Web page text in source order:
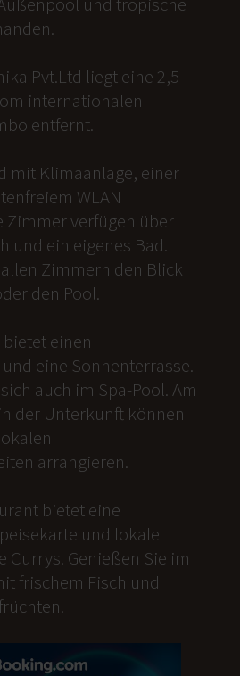
Pvt.Ltd liegt eine 2,5-
internationalen
entfernt.
mit Klimaanlage, einer
WLAN
Zimmer verfügen über
und ein eigenes Bad.
Zimmern den Blick
den Pool.
einen
eine Sonnenterrasse.
auch im Spa-Pool. Am
der Unterkunft können
arrangieren.
bietet eine
und lokale
Currys. Genießen Sie im
frischem Fisch und